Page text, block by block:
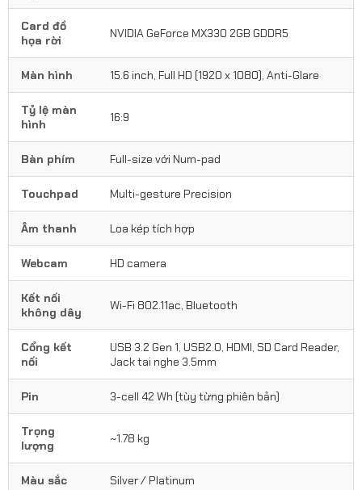
Card đồ
họa rời
NVIDIA GeForce MX330 2GB GDDR5
Màn hình 15.6 inch, Full HD (1920 x 1080), Anti-Glare
Tỷ lệ màn
hình
16:9
Bàn phím Full-size với Num-pad
Touchpad Multi-gesture Precision
Âm thanh Loa kép tích hợp
Webcam HD camera
Kết nối
không dây
Wi-Fi 802.11ac, Bluetooth
Cổng kết
nối
USB 3.2 Gen 1, USB2.0, HDMI, SD Card Reader,
Jack tai nghe 3.5mm
Pin 3-cell 42 Wh (tùy từng phiên bản)
Trọng
lượng
~1.78 kg
Màu sắc Silver / Platinum